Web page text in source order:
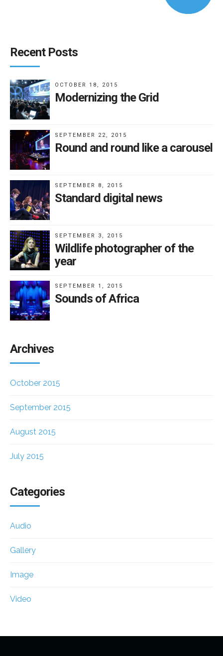
Recent Posts
OCTOBER 18, 2015
Modernizing the Grid
SEPTEMBER 22, 2015
Round and round like a carousel
SEPTEMBER 8, 2015
Standard digital news
SEPTEMBER 3, 2015
Wildlife photographer of the
year
SEPTEMBER 1, 2015
Sounds of Africa
Archives
October 2015
September 2015
August 2015
July 2015
Categories
Audio
Gallery
Image
Video